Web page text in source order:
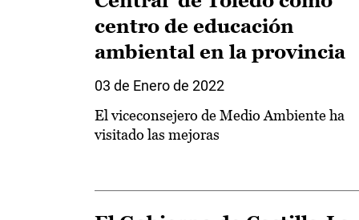
centro de educación
ambiental en la provincia
03 de Enero de 2022
El viceconsejero de Medio Ambiente ha
visitado las mejoras